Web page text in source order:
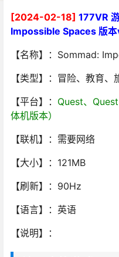
[2024-02-18] 177VR
Impossible Spaces 版
【名称】：Sommad:
【类型】：冒险、教育、
【平台】： Quest、
体机版本）
【联机】：需要网络
【大小】：121MB
【刷新】：90Hz
【语言】：英语
【说明】：